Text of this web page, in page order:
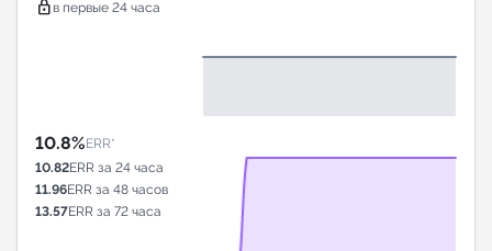
lock в первые 24 часа
10.8%ERR*
10.82ERR за 24 часа
11.96ERR за 48 часов
13.57ERR за 72 часа